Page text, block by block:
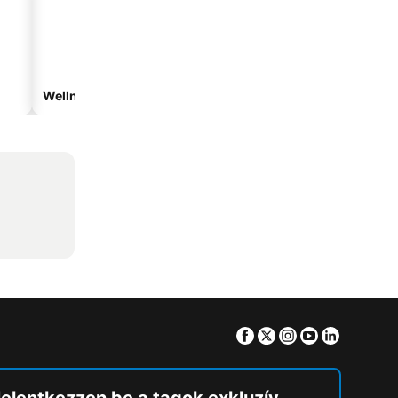
Wellnesshotelek
Facebook
TwitterInstagram
Youtube